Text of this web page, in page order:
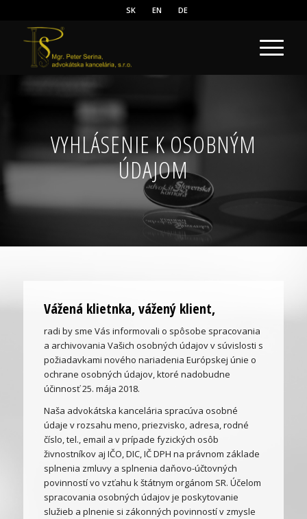
SK EN DE
VYHLÁSENIE K OSOBNÝM
ÚDAJOM
Vážená klietnka, vážený klient,
radi by sme Vás informovali o spôsobe spracovania
a archivovania Vašich osobných údajov v súvislosti s
požiadavkami nového nariadenia Európskej únie o
ochrane osobných údajov, ktoré nadobudne
účinnosť 25. mája 2018.
Naša advokátska kancelária spracúva osobné
údaje v rozsahu meno, priezvisko, adresa, rodné
číslo, tel., email a v prípade fyzických osôb
živnostníkov aj IČO, DIC, IČ DPH na právnom základe
splnenia zmluvy a splnenia daňovo-účtovných
povinností vo vzťahu k štátnym orgánom SR. Účelom
spracovania osobných údajov je poskytovanie
služieb a plnenie si zákonných povinností v zmysle